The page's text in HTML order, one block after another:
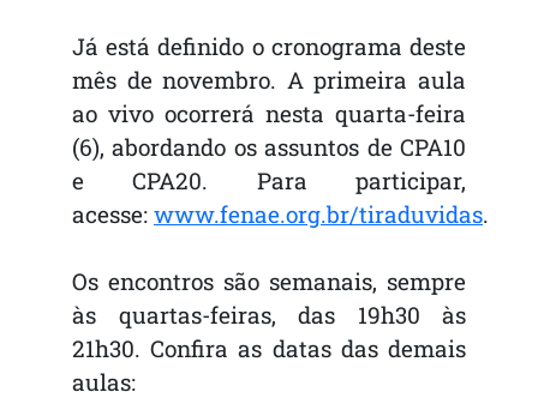
Já está definido o cronograma deste
mês de novembro. A primeira aula
ao vivo ocorrerá nesta quarta-feira
(6), abordando os assuntos de CPA10
e CPA20. Para participar,
acesse: www.fenae.org.br/tiraduvidas.
Os encontros são semanais, sempre
às quartas-feiras, das 19h30 às
21h30. Confira as datas das demais
aulas: